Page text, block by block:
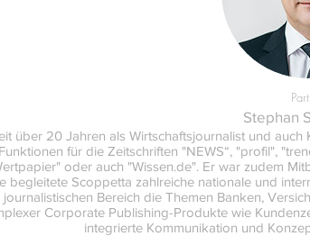
Stephan
über 20 Jahren als Wirtschaftsjournalist und
für die Zeitschriften "NEWS“, "profil",
oder auch "Wissen.de". Er war zudem
begleitete Scoppetta zahlreiche nationale und
Bereich die Themen Banken,
Corporate Publishing-Produkte wie
integrierte Kommunikation und